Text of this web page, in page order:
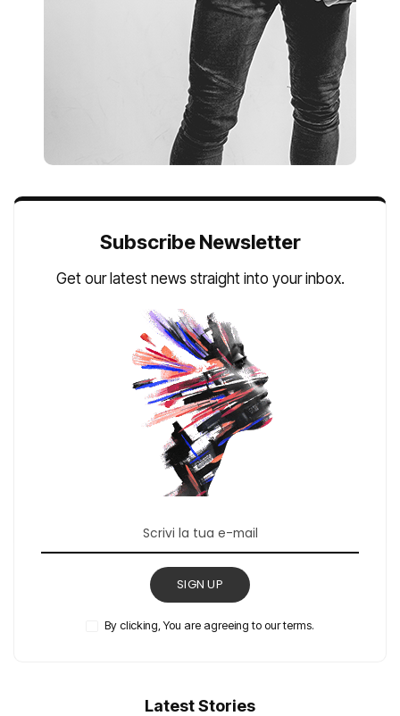
Subscribe Newsletter
Get our latest news straight into your inbox.
SIGN UP
By clicking, You are agreeing to our terms.
Latest Stories